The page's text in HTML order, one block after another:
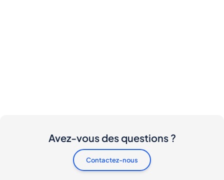
Avez-vous des questions ?
Contactez-nous